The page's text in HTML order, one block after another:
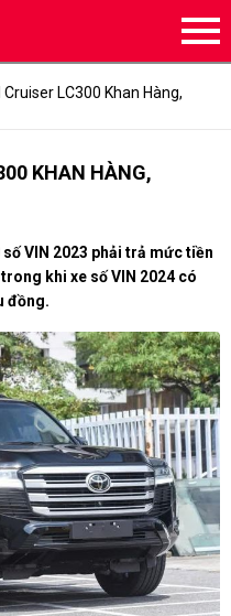
LC300 Khan Hàng,
KHAN HÀNG,
VIN 2023 phải trả mức tiền
khi xe số VIN 2024 có
đồng.